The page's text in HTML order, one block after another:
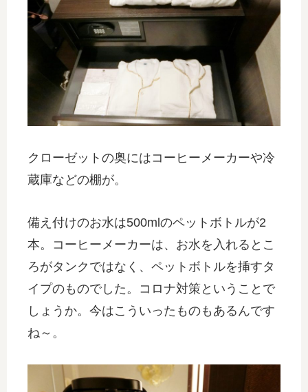
クローゼットの奥にはコーヒーメーカーや冷
蔵庫などの棚が。
備え付けのお水は500mlのペットボトルが2
本。コーヒーメーカーは、お水を入れるとこ
ろがタンクではなく、ペットボトルを挿すタ
イプのものでした。コロナ対策ということで
しょうか。今はこういったものもあるんです
ね～。